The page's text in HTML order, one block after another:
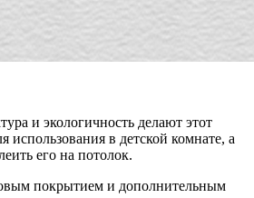
и экологичность делают этот
использования в детской комнате, а
его на потолок.
покрытием и дополнительным